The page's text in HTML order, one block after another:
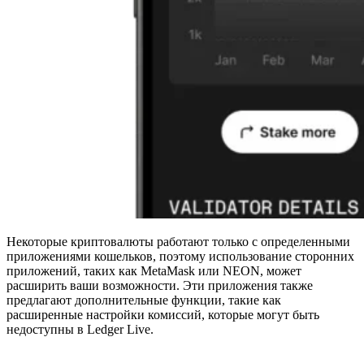
Некоторые криптовалюты работают только с определенными
приложениями кошельков, поэтому использование сторонних
приложений, таких как MetaMask или NEON, может
расширить ваши возможности. Эти приложения также
предлагают дополнительные функции, такие как
расширенные настройки комиссий, которые могут быть
недоступны в Ledger Live.